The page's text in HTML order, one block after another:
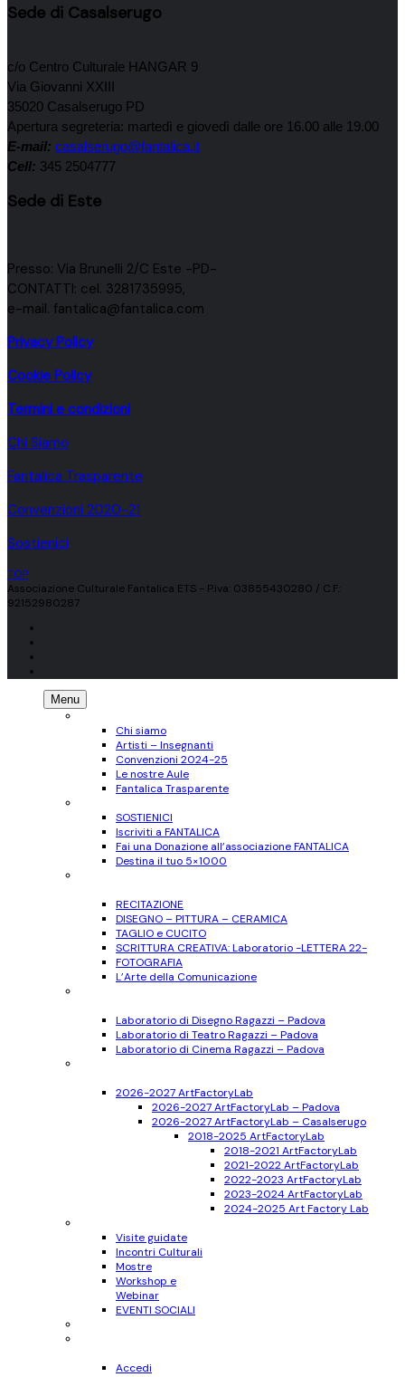
Sede di Casalserugo
c/o Centro Culturale HANGAR 9
Via Giovanni XXIII
35020 Casalserugo PD
Apertura segreteria: martedì e giovedì dalle ore 16.00 alle 19.00
E-mail: casalserugo@fantalica.it
Cell: 345 2504777
Sede di Este
Presso: Via Brunelli 2/C Este -PD-
CONTATTI: cel. 3281735995,
e-mail. fantalica@fantalica.com
Privacy Policy
Cookie Policy
Termini e condizioni
Chi Siamo
Fantalica Trasparente
Convenzioni 2020-21
Sostienici
TOP
Associazione Culturale Fantalica ETS - P.iva: 03855430280 / C.F.:
92152980287
Menu
Chi siamo
Artisti – Insegnanti
Convenzioni 2024-25
Le nostre Aule
Fantalica Trasparente
SOSTIENICI
Iscriviti a FANTALICA
Fai una Donazione all’associazione FANTALICA
Destina il tuo 5×1000
RECITAZIONE
DISEGNO – PITTURA – CERAMICA
TAGLIO e CUCITO
SCRITTURA CREATIVA: Laboratorio -LETTERA 22-
FOTOGRAFIA
L’Arte della Comunicazione
Laboratorio di Disegno Ragazzi – Padova
Laboratorio di Teatro Ragazzi – Padova
Laboratorio di Cinema Ragazzi – Padova
2026-2027 ArtFactoryLab
2026-2027 ArtFactoryLab – Padova
2026-2027 ArtFactoryLab – Casalserugo
2018-2025 ArtFactoryLab
2018-2021 ArtFactoryLab
2021-2022 ArtFactoryLab
2022-2023 ArtFactoryLab
2023-2024 ArtFactoryLab
2024-2025 Art Factory Lab
Visite guidate
Incontri Culturali
Mostre
Workshop e
Webinar
EVENTI SOCIALI
Accedi